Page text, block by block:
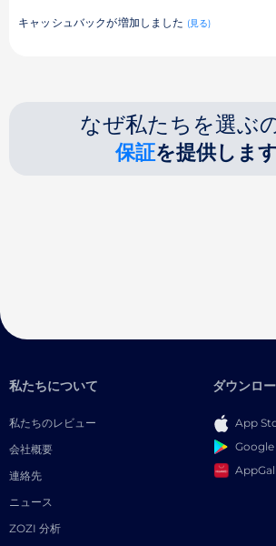
キャッシュバックが増加しました (見る)
なぜ私たちを選ぶ
保証を提供しま
私たちについて
私たちのレビュー
会社概要
連絡先
ニュース
ZOZI 分析
ダウンロ
App
Google